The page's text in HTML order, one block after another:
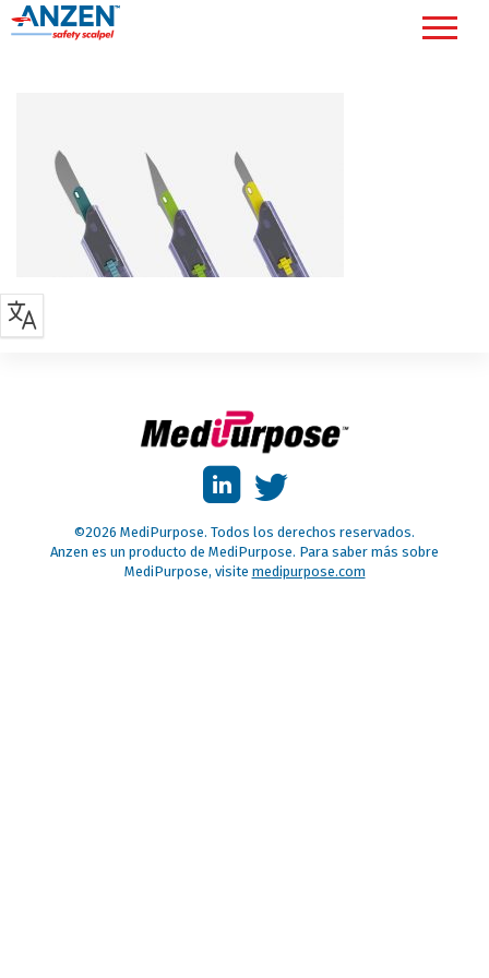
©2026 MediPurpose. Todos los derechos reservados.
Anzen es un producto de MediPurpose. Para saber más sobre
MediPurpose, visite medipurpose.com